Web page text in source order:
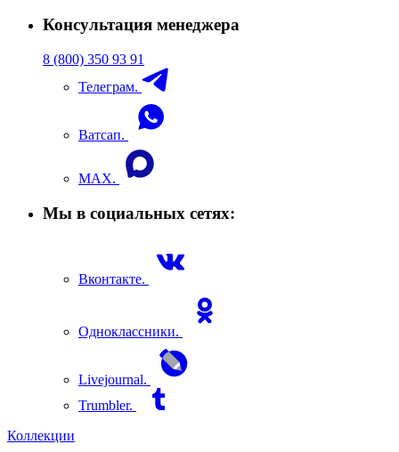
Консультация менеджера
8 (800) 350 93 91
Телеграм.
Ватсап.
MAX.
Мы в социальных сетях:
Вконтакте.
Одноклассники.
Livejournal.
Trumbler.
Коллекции